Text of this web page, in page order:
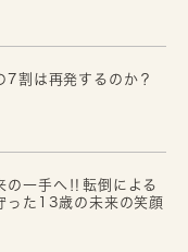
7割は再発するのか？
の一手へ‼転倒による
った13歳の未来の笑顔